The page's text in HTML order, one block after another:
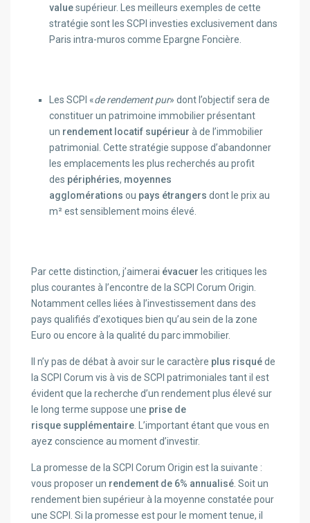
valuesupérieur. Les meilleurs exemples de cette
stratégie sont les SCPI investies exclusivement dans
Paris intra-muros comme Epargne Foncière.
Les SCPI «de rendement pur» dont l’objectif sera de
constituer un patrimoine immobilier présentant
un rendement locatif supérieur à de l’immobilier
patrimonial. Cette stratégie suppose d’abandonner
les emplacements les plus recherchés au profit
des périphéries, moyennes
agglomérations ou pays étrangersdont le prix au
m² est sensiblement moins élevé.
Par cette distinction, j’aimerai évacuer les critiques les
plus courantes à l’encontre de la SCPI Corum Origin.
Notamment celles liées à l’investissement dans des
pays qualifiés d’exotiques bien qu’au sein de la zone
Euro ou encore à la qualité du parc immobilier.
Il n’y pas de débat à avoir sur le caractère plus risquéde
la SCPI Corum vis à vis de SCPI patrimoniales tant il est
évident que la recherche d’un rendement plus élevé sur
le long terme suppose une prise de
risque supplémentaire . L’important étant que vous en
ayez conscience au moment d’investir.
La promesse de la SCPI Corum Origin est la suivante :
vous proposer un rendement de 6% annualisé . Soit un
rendement bien supérieur à la moyenne constatée pour
une SCPI. Si la promesse est pour le moment tenue, il